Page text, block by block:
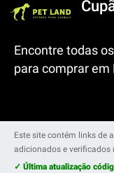
Encontre todas
para comprar em
Este site contém links de
adicionados e verificados
✓ Última atualização